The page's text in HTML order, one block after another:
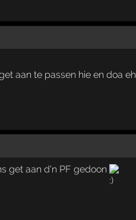
aan te passen hie en doa eh
get aan d'n PF gedoon